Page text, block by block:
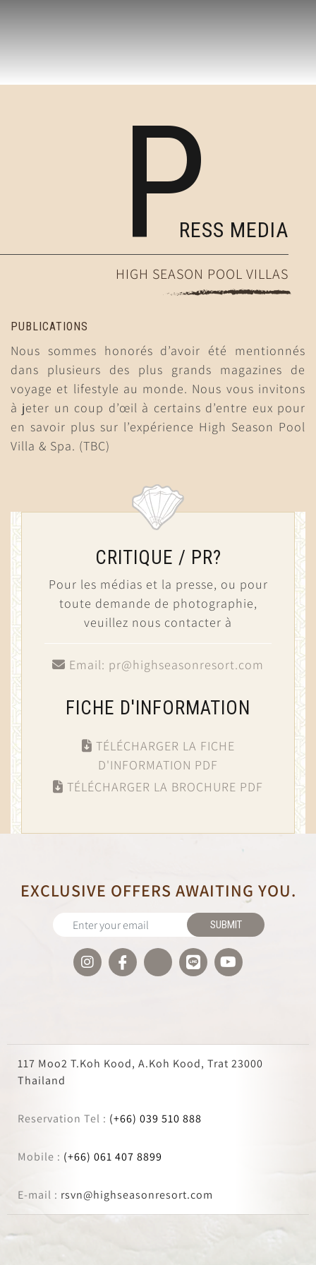
PRESS MEDIA
HIGH SEASON POOL VILLAS
PUBLICATIONS
Nous sommes honorés d’avoir été mentionnés
dans plusieurs des plus grands magazines de
voyage et lifestyle au monde. Nous vous invitons
à jeter un coup d’œil à certains d’entre eux pour
en savoir plus sur l’expérience High Season Pool
Villa & Spa. (TBC)
CRITIQUE / PR?
Pour les médias et la presse, ou pour
toute demande de photographie,
veuillez nous contacter à
Email: pr@highseasonresort.com
FICHE D'INFORMATION
TÉLÉCHARGER LA FICHE
D'INFORMATION PDF
TÉLÉCHARGER LA BROCHURE PDF
EXCLUSIVE OFFERS AWAITING YOU.
SUBMIT
117 Moo2 T.Koh Kood, A.Koh Kood, Trat 23000
Thailand
Reservation Tel : (+66) 039 510 888
Mobile : (+66) 061 407 8899
E-mail : rsvn@highseasonresort.com